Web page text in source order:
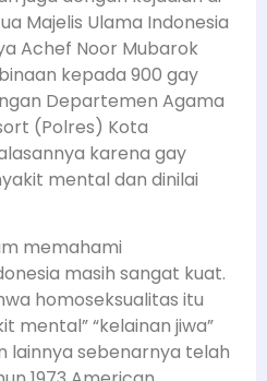
Majelis Ulama Indonesia
Achef Noor Mubarok
kepada 900 gay
Departemen Agama
(Polres) Kota
karena gay
mental dan dinilai
memahami
masih sangat kuat.
homoseksualitas itu
mental” “kelainan jiwa”
lainnya sebenarnya telah